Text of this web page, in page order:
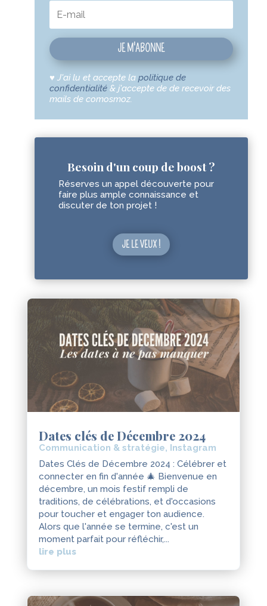
JE M'ABONNE
♥ J'ai lu et accepte la politique de
confidentialité & j'accepte de de recevoir des
mails de comosmoz.
Besoin d'un coup de boost ?
Réserves un appel découverte pour
faire plus ample connaissance et
discuter de ton projet !
JE LE VEUX !
Dates clés de Décembre 2024
Communication & stratégie, Instagram
Dates Clés de Décembre 2024 : Célébrer et
connecter en fin d'année 🎄 Bienvenue en
décembre, un mois festif rempli de
traditions, de célébrations, et d'occasions
pour toucher et engager ton audience.
Alors que l'année se termine, c'est un
moment parfait pour réfléchir,...
lire plus